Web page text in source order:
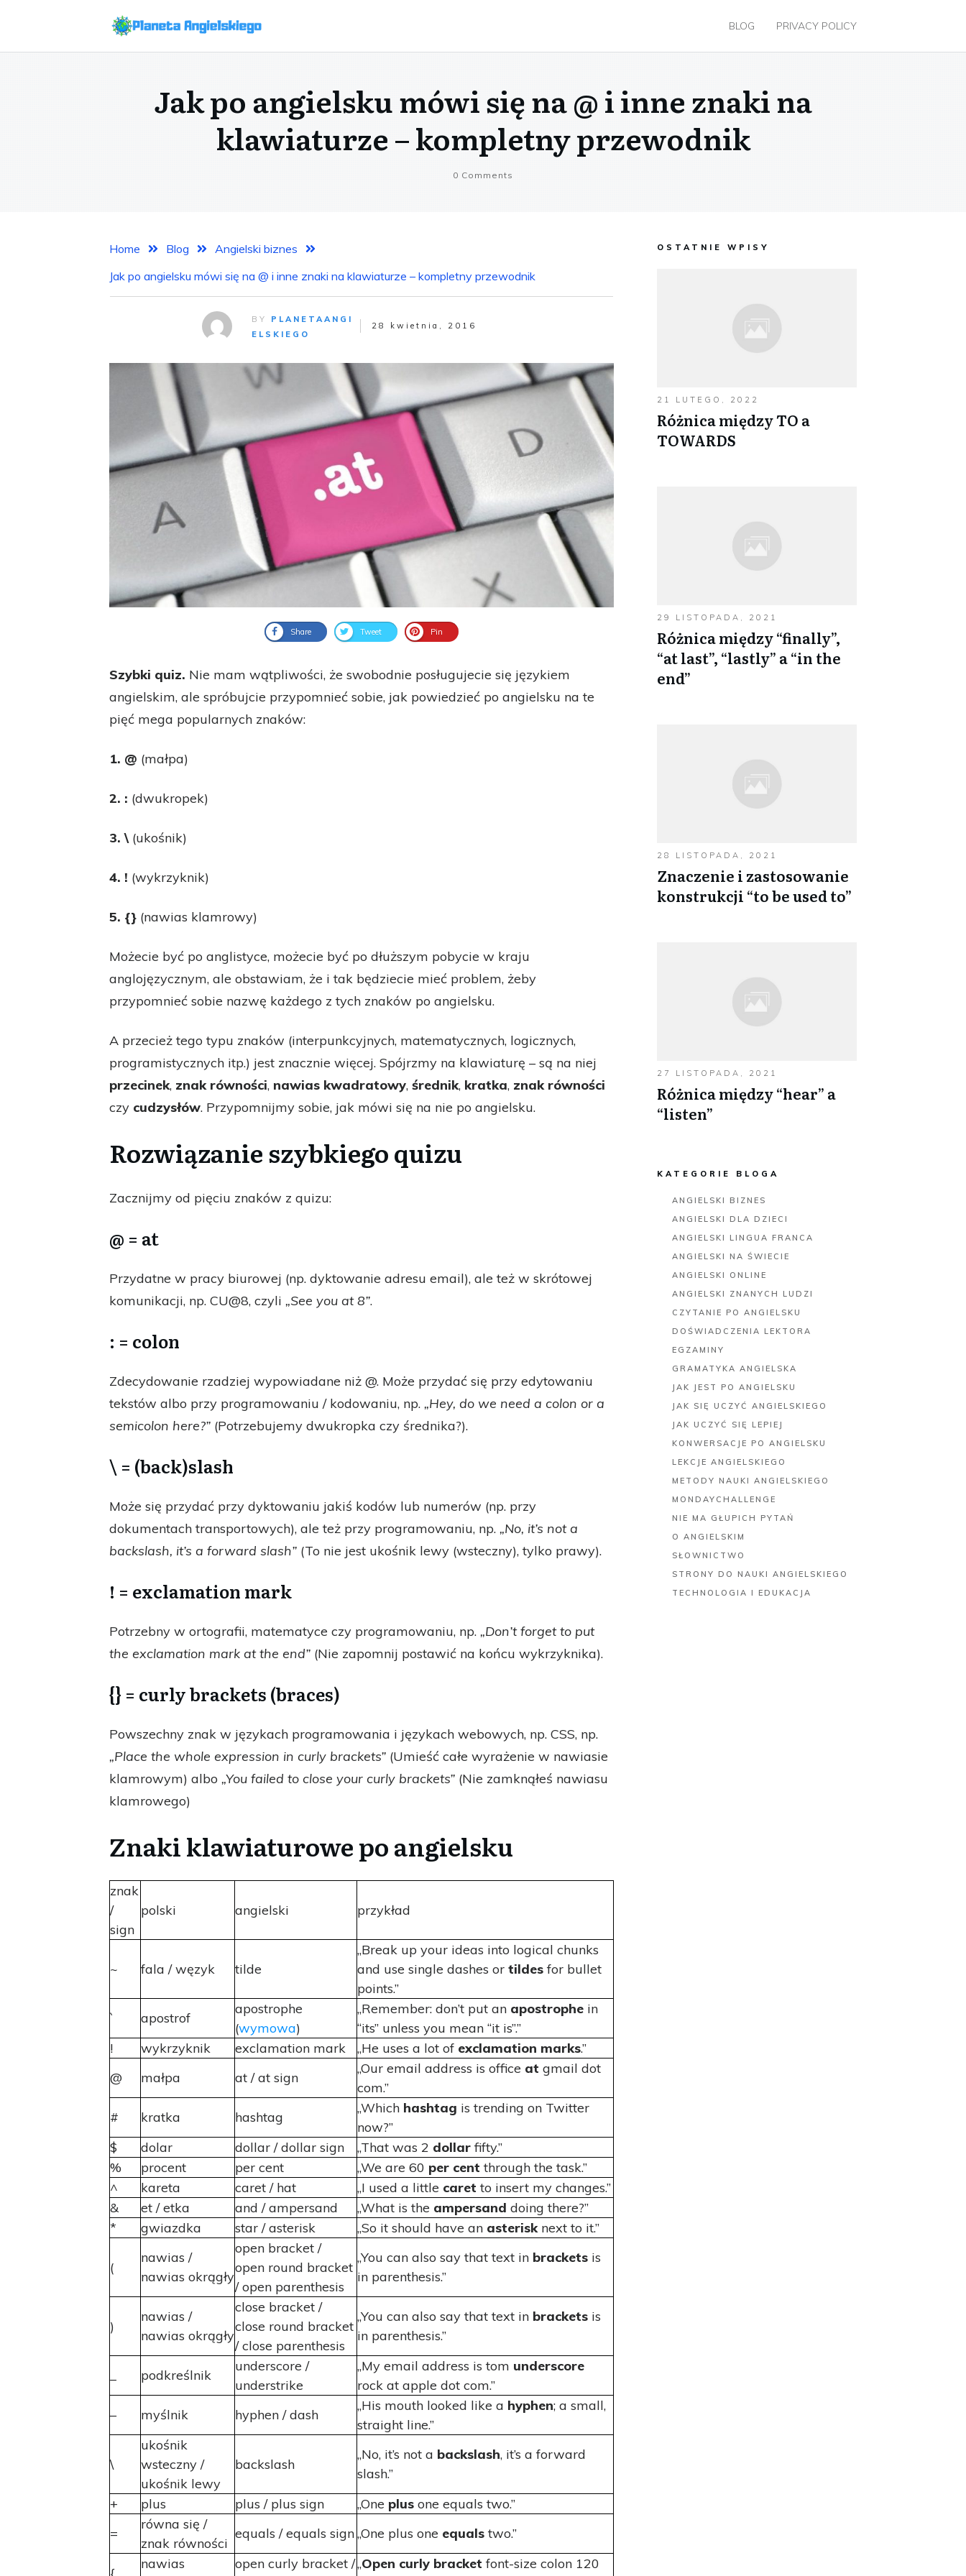
BLOG PRIVACY POLICY
Jak po angielsku mówi się na @ i inne znaki na
klawiaturze – kompletny przewodnik
0 Comments
Home Blog
Angielski biznes
Jak po angielsku mówi się na @ i inne znaki na klawiaturze – kompletny przewodnik
BY PLANETAANGI
ELSKIEGO
28 kwietnia, 2016
Share Tweet Pin
Szybki quiz. Nie mam wątpliwości, że swobodnie posługujecie się językiem
angielskim, ale spróbujcie przypomnieć sobie, jak powiedzieć po angielsku na te
pięć mega popularnych znaków:
1. @ (małpa)
2. : (dwukropek)
3. \ (ukośnik)
4. ! (wykrzyknik)
5. {} (nawias klamrowy)
Możecie być po anglistyce, możecie być po dłuższym pobycie w kraju
anglojęzycznym, ale obstawiam, że i tak będziecie mieć problem, żeby
przypomnieć sobie nazwę każdego z tych znaków po angielsku.
A przecież tego typu znaków (interpunkcyjnych, matematycznych, logicznych,
programistycznych itp.) jest znacznie więcej. Spójrzmy na klawiaturę – są na niej
przecinek, znak równości, nawias kwadratowy, średnik, kratka, znak równości
czy cudzysłów. Przypomnijmy sobie, jak mówi się na nie po angielsku.
Rozwiązanie szybkiego quizu
Zacznijmy od pięciu znaków z quizu:
@ = at
Przydatne w pracy biurowej (np. dyktowanie adresu email), ale też w skrótowej
komunikacji, np. CU@8, czyli „See you at 8”.
: = colon
Zdecydowanie rzadziej wypowiadane niż @. Może przydać się przy edytowaniu
tekstów albo przy programowaniu / kodowaniu, np. „Hey, do we need a colon or a
semicolon here?” (Potrzebujemy dwukropka czy średnika?).
\ = (back)slash
Może się przydać przy dyktowaniu jakiś kodów lub numerów (np. przy
dokumentach transportowych), ale też przy programowaniu, np. „No, it’s not a
backslash, it’s a forward slash” (To nie jest ukośnik lewy (wsteczny), tylko prawy).
! = exclamation mark
Potrzebny w ortografii, matematyce czy programowaniu, np. „Don’t forget to put
the exclamation mark at the end” (Nie zapomnij postawić na końcu wykrzyknika).
{} = curly brackets (braces)
Powszechny znak w językach programowania i językach webowych, np. CSS, np.
„Place the whole expression in curly brackets” (Umieść całe wyrażenie w nawiasie
klamrowym) albo „You failed to close your curly brackets” (Nie zamknąłeś nawiasu
klamrowego)
Znaki klawiaturowe po angielsku
znak
/
sign
polski angielski przykład
~ fala / węzyk tilde
„Break up your ideas into logical chunks
and use single dashes or tildes for bullet
points.”
`
apostrof
apostrophe
(wymowa)
„Remember: don’t put an apostrophe in
“its” unless you mean “it is”.”
!
wykrzyknik exclamation mark „He uses a lot of exclamation marks.”
@
małpa at / at sign
„Our email address is office at gmail dot
com.”
#
kratka hashtag
„Which hashtag is trending on Twitter
now?”
$
dolar dollar / dollar sign „That was 2 dollar fifty.”
%
procent per cent „We are 60 per cent through the task.”
^
kareta caret / hat „I used a little caret to insert my changes.”
&
et / etka and / ampersand „What is the ampersand doing there?”
*
gwiazdka star / asterisk „So it should have an asterisk next to it.”
(
nawias /
nawias okrągły
open bracket /
open round bracket
/ open parenthesis
„You can also say that text in brackets is
in parenthesis.”
)
nawias /
nawias okrągły
close bracket /
close round bracket
/ close parenthesis
„You can also say that text in brackets is
in parenthesis.”
podkreślnik
underscore /
understrike
„My email address is tom underscore
rock at apple dot com.”
–
myślnik hyphen / dash
„His mouth looked like a hyphen; a small,
straight line.”
\
ukośnik
wsteczny /
ukośnik lewy
backslash
„No, it’s not a backslash, it’s a forward
slash.”
+
plus plus / plus sign „One plus one equals two.”
=
równa się /
znak równości
equals / equals sign„One plus one equals two.”
{
nawias
open curly bracket /„Open curly bracket font-size colon 120
OSTATNIE WPISY
21 LUTEGO, 2022
Różnica między TO a
TOWARDS
29 LISTOPADA, 2021
Różnica między “finally”,
“at last”, “lastly” a “in the
end”
28 LISTOPADA, 2021
Znaczenie i zastosowanie
konstrukcji “to be used to”
27 LISTOPADA, 2021
Różnica między “hear” a
“listen”
KATEGORIE BLOGA
ANGIELSKI BIZNES
ANGIELSKI DLA DZIECI
ANGIELSKI LINGUA FRANCA
ANGIELSKI NA ŚWIECIE
ANGIELSKI ONLINE
ANGIELSKI ZNANYCH LUDZI
CZYTANIE PO ANGIELSKU
DOŚWIADCZENIA LEKTORA
EGZAMINY
GRAMATYKA ANGIELSKA
JAK JEST PO ANGIELSKU
JAK SIĘ UCZYĆ ANGIELSKIEGO
JAK UCZYĆ SIĘ LEPIEJ
KONWERSACJE PO ANGIELSKU
LEKCJE ANGIELSKIEGO
METODY NAUKI ANGIELSKIEGO
MONDAYCHALLENGE
NIE MA GŁUPICH PYTAŃ
O ANGIELSKIM
SŁOWNICTWO
STRONY DO NAUKI ANGIELSKIEGO
TECHNOLOGIA I EDUKACJA